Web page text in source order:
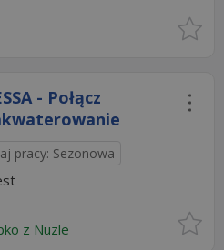
- Połącz
pracy: Sezonowa
z Nuzle